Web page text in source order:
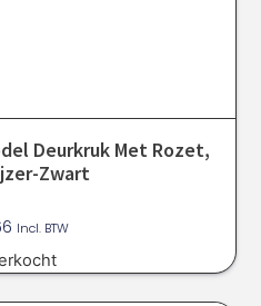
Deurkruk Met Rozet,
Zwart
Incl. BTW